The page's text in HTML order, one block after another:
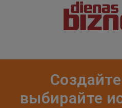
выбирайте